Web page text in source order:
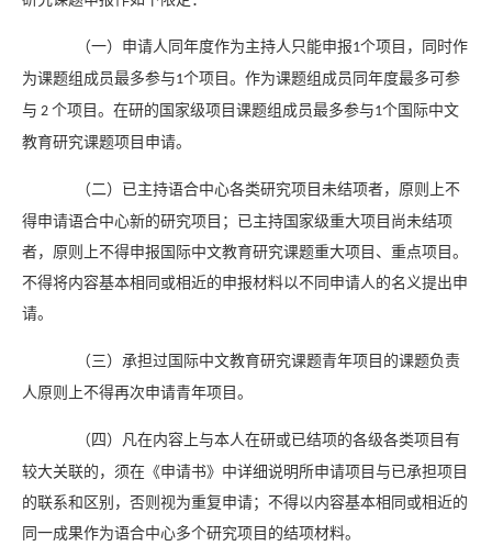
（一）申请人同年度作为主持人只能申报1个项目，同时作
为课题组成员最多参与1个项目。作为课题组成员同年度最多可参
与 2 个项目。在研的国家级项目课题组成员最多参与1个国际中文
教育研究课题项目申请。
（二）已主持语合中心各类研究项目未结项者，原则上不
得申请语合中心新的研究项目；已主持国家级重大项目尚未结项
者，原则上不得申报国际中文教育研究课题重大项目、重点项目。
不得将内容基本相同或相近的申报材料以不同申请人的名义提出申
请。
（三）承担过国际中文教育研究课题青年项目的课题负责
人原则上不得再次申请青年项目。
（四）凡在内容上与本人在研或已结项的各级各类项目有
较大关联的，须在《申请书》中详细说明所申请项目与已承担项目
的联系和区别，否则视为重复申请；不得以内容基本相同或相近的
同一成果作为语合中心多个研究项目的结项材料。